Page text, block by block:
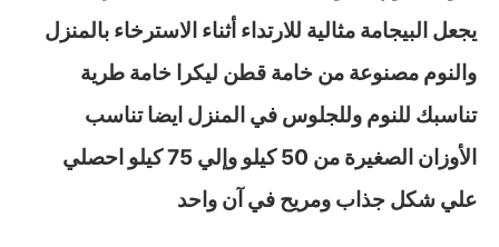
يجعل البيجامة مثالية للارتداء أثناء الاسترخاء بالمنزل
والنوم مصنوعة من خامة قطن ليكرا خامة طرية
تناسبك للنوم وللجلوس في المنزل ايضا تناسب
الأوزان الصغيرة من 50 كيلو وإلي 75 كيلو احصلي
علي شكل جذاب ومريح في آن واحد